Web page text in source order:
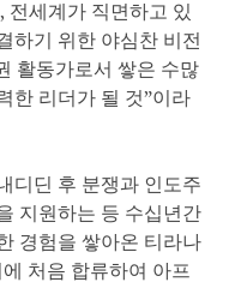
전세계가 직면하고 있
하기 위한 야심찬 비전
활동가로서 쌓은 수많
한 리더가 될 것”이라
디딘 후 분쟁과 인도주
지원하는 등 수십년간
경험을 쌓아온 티라나
처음 합류하여 아프